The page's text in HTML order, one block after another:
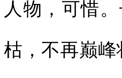
人物，可惜
枯，不再巅